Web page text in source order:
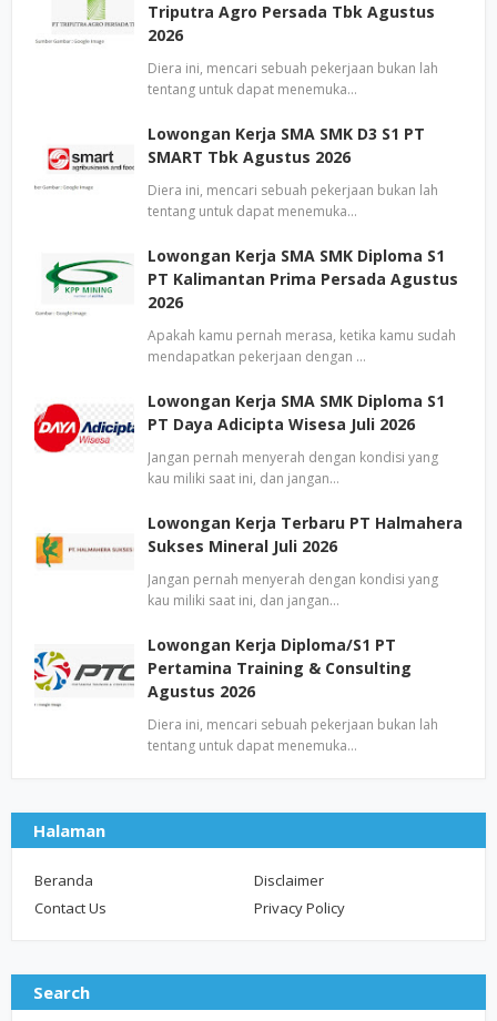
Triputra Agro Persada Tbk Agustus
2026
Diera ini, mencari sebuah pekerjaan bukan lah
tentang untuk dapat menemuka…
Lowongan Kerja SMA SMK D3 S1 PT
SMART Tbk Agustus 2026
Diera ini, mencari sebuah pekerjaan bukan lah
tentang untuk dapat menemuka…
Lowongan Kerja SMA SMK Diploma S1
PT Kalimantan Prima Persada Agustus
2026
Apakah kamu pernah merasa, ketika kamu sudah
mendapatkan pekerjaan dengan …
Lowongan Kerja SMA SMK Diploma S1
PT Daya Adicipta Wisesa Juli 2026
Jangan pernah menyerah dengan kondisi yang
kau miliki saat ini, dan jangan…
Lowongan Kerja Terbaru PT Halmahera
Sukses Mineral Juli 2026
Jangan pernah menyerah dengan kondisi yang
kau miliki saat ini, dan jangan…
Lowongan Kerja Diploma/S1 PT
Pertamina Training & Consulting
Agustus 2026
Diera ini, mencari sebuah pekerjaan bukan lah
tentang untuk dapat menemuka…
Halaman
Beranda
Disclaimer
Contact Us
Privacy Policy
Search